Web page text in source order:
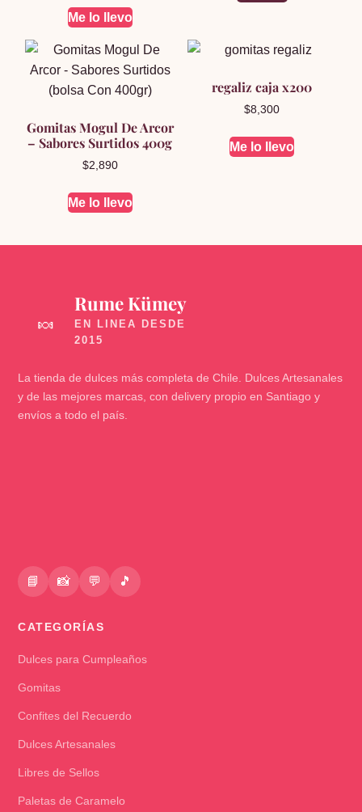
original
era:
$2,100.$1,900.
Me lo llevo
Gomitas Mogul De Arcor
– Sabores Surtidos 400g
$2,890
Me lo llevo
regaliz caja x200
$8,300
Me lo llevo
🍬
Rume Kümey
La tienda de dulces más completa de Chile. Dulces Artesanales
y de las mejores marcas, con delivery propio en Santiago y
envíos a todo el país.
📘 📸 💬 🎵
CATEGORÍAS
Dulces para Cumpleaños
Gomitas
Confites del Recuerdo
Dulces Artesanales
Libres de Sellos
Paletas de Caramelo